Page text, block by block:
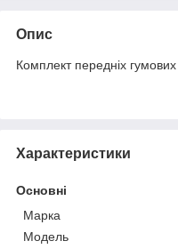
Опис
Комплект передніх
Характеристики
Основні
Марка
Модель